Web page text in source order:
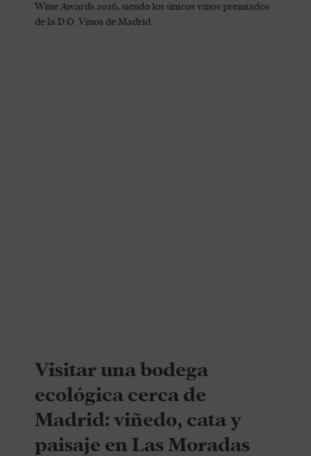
Wine Awards 2026, siendo los únicos vinos premiados
de la D.O. Vinos de Madrid
Visitar una bodega
ecológica cerca de
Madrid: viñedo, cata y
paisaje en Las Moradas